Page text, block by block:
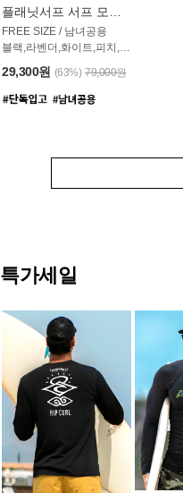
플래닛서프 서프 모자 UAC007PS
FREE SIZE / 남녀공용
블랙,라벤더,화이트,피치,그레이,오트밀 6컬러
29,300원 (63%) 79,000원
특가세일